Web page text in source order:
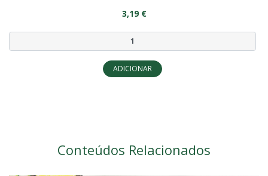
3,19 €
ADICIONAR
Conteúdos Relacionados